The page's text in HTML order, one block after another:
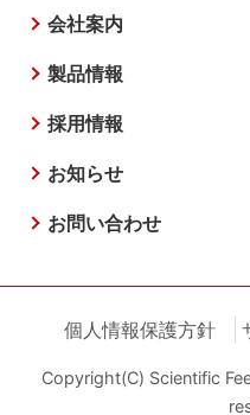
会社案内
製品情報
採用情報
お知らせ
お問い合わせ
個人情報保護方針
Copyright(C) Scientific